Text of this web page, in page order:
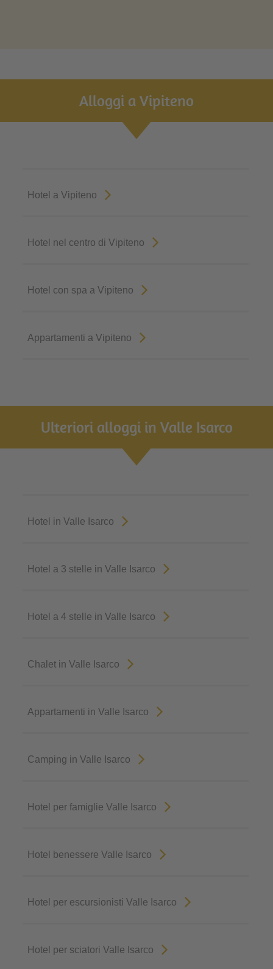
Alloggi a Vipiteno
Hotel a Vipiteno
Hotel nel centro di Vipiteno
Hotel con spa a Vipiteno
Appartamenti a Vipiteno
Ulteriori alloggi in Valle Isarco
Hotel in Valle Isarco
Hotel a 3 stelle in Valle Isarco
Hotel a 4 stelle in Valle Isarco
Chalet in Valle Isarco
Appartamenti in Valle Isarco
Camping in Valle Isarco
Hotel per famiglie Valle Isarco
Hotel benessere Valle Isarco
Hotel per escursionisti Valle Isarco
Hotel per sciatori Valle Isarco